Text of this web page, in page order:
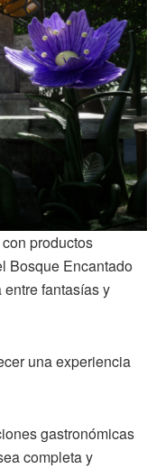
productos
Bosque Encantado
fantasías y
una experiencia
gastronómicas
completa y